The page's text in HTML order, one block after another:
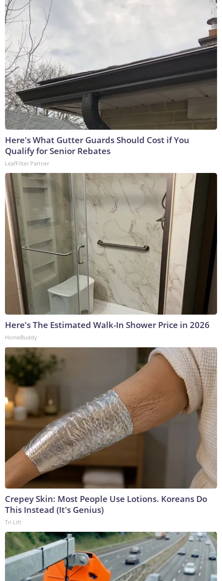
Here's What Gutter Guards Should Cost if You
Qualify for Senior Rebates
LeafFilter Partner
Here's The Estimated Walk-In Shower Price in 2026
HomeBuddy
Crepey Skin: Most People Use Lotions. Koreans Do
This Instead (It's Genius)
Tri Lift